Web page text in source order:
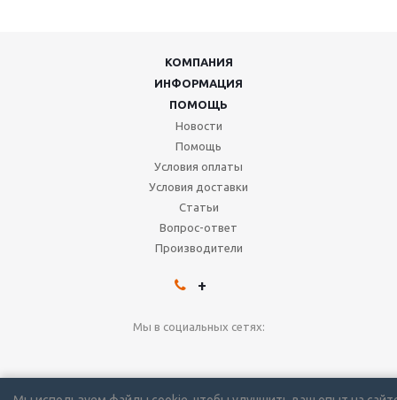
КОМПАНИЯ
ИНФОРМАЦИЯ
ПОМОЩЬ
Новости
Помощь
Условия оплаты
Условия доставки
Статьи
Вопрос-ответ
Производители
+
Мы в социальных сетях:
2026клапана danfoss